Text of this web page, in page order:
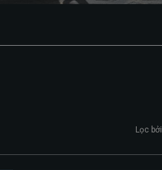
Lọc bởi